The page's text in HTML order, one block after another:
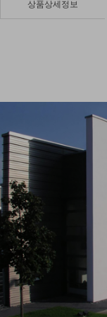
상품상세정보